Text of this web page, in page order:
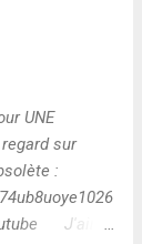
UNE
sur
:
J'aime